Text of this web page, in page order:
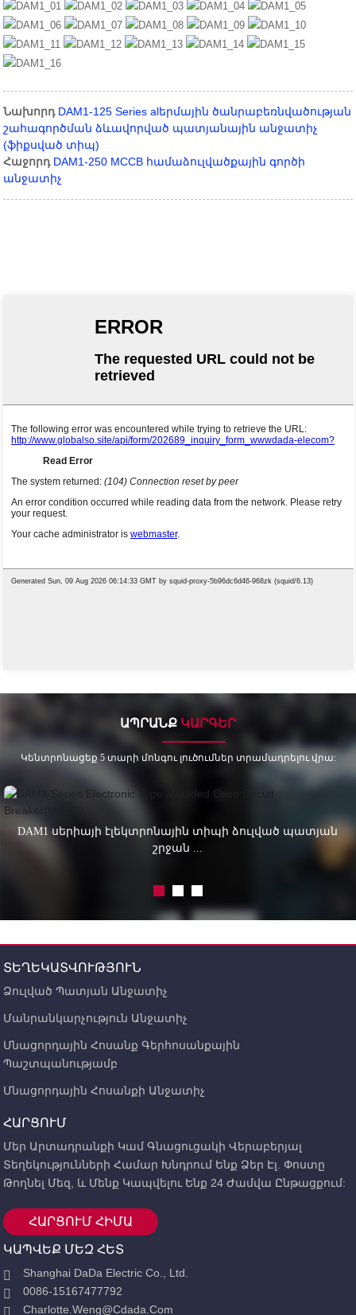
Նախորդ DAM1-125 Series alերմային ծանրաբեռնվածության
շահագործման ձևավորված պատյանային անջատիչ
(ֆիքսված տիպ)
Հաջորդ DAM1-250 MCCB համաձուլվածքային գործի
անջատիչ
ԱՊՐԱՆՔ ԿԱՐԳԵՐ
Կենտրոնացեք 5 տարի մոնգու լուծումներ տրամադրելու վրա:
DAM1 սերիայի էլեկտրոնային տիպի ձուլված պատյան
շրջան ...
ՏԵՂԵԿԱՏՎՈՒԹՅՈՒՆ
Ձուլված Պատյան Անջատիչ
Մանրանկարչություն Անջատիչ
Մնացորդային Հոսանք Գերհոսանքային
Պաշտպանությամբ
Մնացորդային Հոսանքի Անջատիչ
ՀԱՐՑՈՒՄ
Մեր Արտադրանքի Կամ Գնացուցակի Վերաբերյալ
Տեղեկությունների Համար Խնդրում Ենք Ձեր Էլ. Փոստը
Թողնել Մեզ, ԵՒ Մենք Կապվելու Ենք 24 Ժամվա Ընթացքում:
ՀԱՐՑՈՒՄ ՀԻՄԱ
ԿԱՊՎԵՔ ՄԵԶ ՀԵՏ
Shanghai DaDa Electric Co., Ltd.
0086-15167477792
Charlotte.weng@cdada.com